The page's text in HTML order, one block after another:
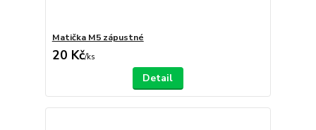
Matička M5 zápustné
20 Kč/ks
Detail